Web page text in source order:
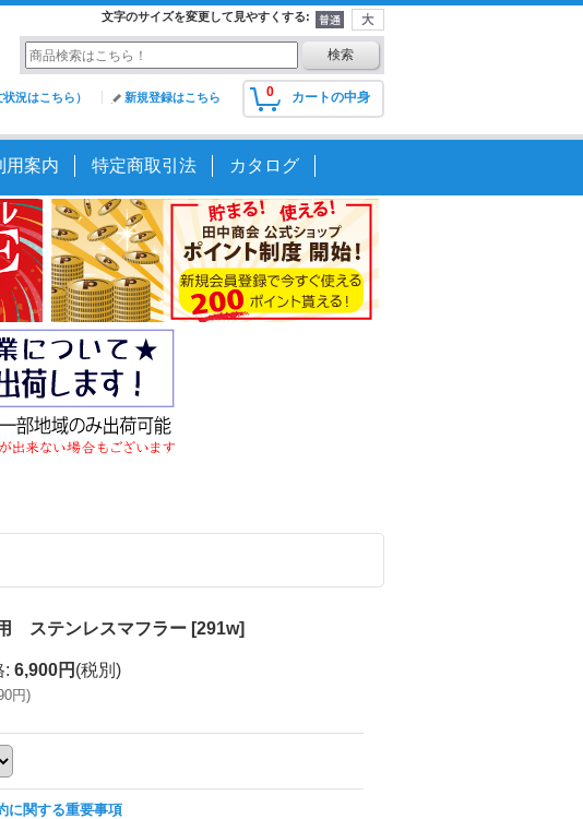
文字のサイズを変更して見やすくする:
0 カートの中身
況はこちら） 新規登録はこちら
用案内 特定商取引法 カタログ
ステンレスマフラー [291w]
: 6,900円 (税別)
円)
に関する重要事項